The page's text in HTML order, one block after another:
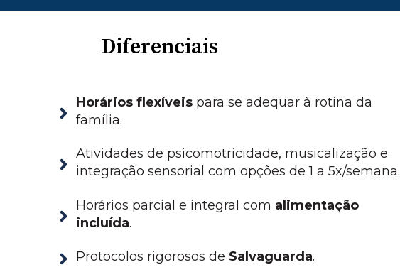
Diferenciais
Horários flexíveis para se adequar à rotina da
família.
Atividades de psicomotricidade, musicalização e
integração sensorial com opções de 1 a 5x/semana.
Horários parcial e integral com alimentação
incluída.
Protocolos rigorosos de Salvaguarda.